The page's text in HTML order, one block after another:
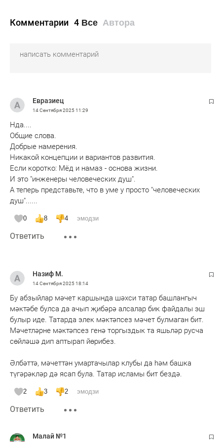
Комментарии 4 Все Автора
Евразиец
14 Сентября 202511:29
Нда....
Общие слова.
Добрые намерения.
Никакой концепции и вариантов развития.
Если коротко: Мёд и намаз - основа жизни.
И это "инженеры человеческих душ".
А теперь представьте, что в уме у просто "человеческих
душ"......
0 8 4 эмодзи
Ответить
Назиф М.
14 Сентября 202518:14
Бу абзыйлар мәчет каршында шәхси татар башлангыч
мәктәбе булса да ачып җибәрә алсалар бик файдалы эш
булыр иде. Татарда элек мәктәпсез мәчет булмаган бит.
Мәчетләрне мәктәпсез генә торгыздык та яшьләр русча
сөйләшә дип аптырап йөрибез.
Әлбәттә, мәчеттән умартачылар клубы да һәм башка
түгәрәкләр дә ясап була. Татар исламы бит бездә.
2 3 2 эмодзи
Ответить
Малай №1